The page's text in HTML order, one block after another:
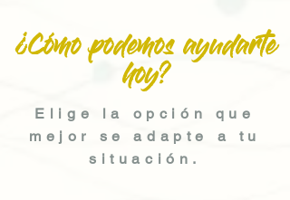
¿Cómo podemos ayudarte
hoy?
Elige la opción que
mejor se adapte a tu
situación.